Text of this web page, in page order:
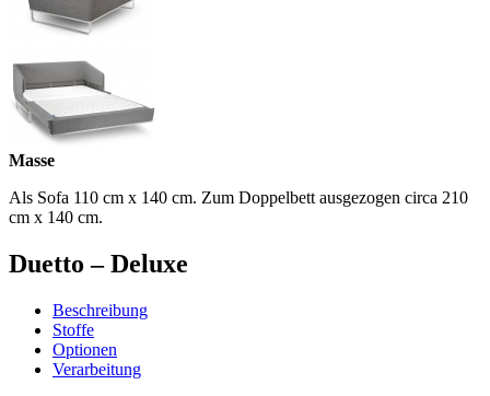
Masse
Als Sofa 110 cm x 140 cm. Zum Doppelbett ausgezogen circa 210
cm x 140 cm.
Duetto – Deluxe
Beschreibung
Stoffe
Optionen
Verarbeitung